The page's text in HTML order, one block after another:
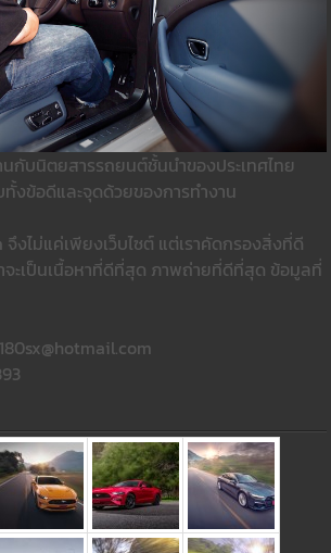
กับนิตยสารรถยนต์ชั้นนำของประเทศไทย
งข้อดีและจุดด้วยของการทำงาน
งไม่แค่เพียงเว็บไซต์ แต่เราคัดกรองสิ่งที่ดี
จะเป็นเนื้อหาที่ดีที่สุด ภาพถ่ายที่ดีที่สุด ข้อมูลที่